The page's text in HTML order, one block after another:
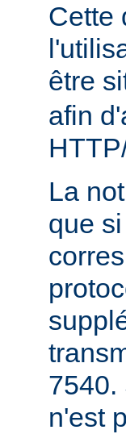
Cette
être
afin
La
que
7540.
n'est